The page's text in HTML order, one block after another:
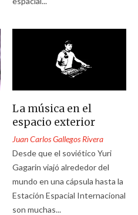
La música en el
espacio exterior
Juan Carlos Gallegos Rivera
Desde que el soviético Yuri
Gagarin viajó alrededor del
mundo en una cápsula hasta la
Estación Espacial Internacional
son muchas...